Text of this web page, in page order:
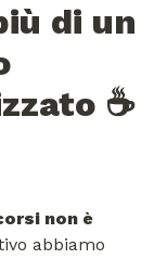
di un
☕️
non è
abbiamo